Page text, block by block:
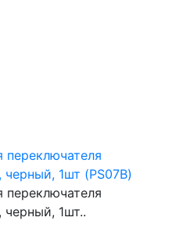
переключателя
1шт (PS07B)
переключателя
1шт..